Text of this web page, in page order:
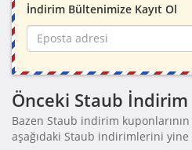
İndirim Bültenimize Kayıt Ol
Önceki Staub İndirim
Bazen Staub indirim
aşağıdaki Staub indirimlerini